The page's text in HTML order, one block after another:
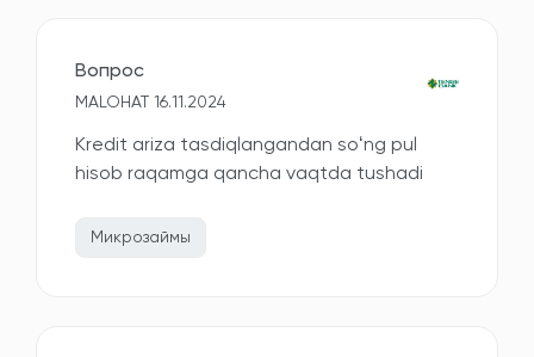
Вопрос
MALOHAT 16.11.2024
Kredit ariza tasdiqlangandan soʻng pul
hisob raqamga qancha vaqtda tushadi
Микрозаймы